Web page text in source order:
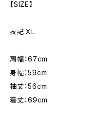
【SIZE】
表記:XL
肩幅：67cm
身幅：59cm
袖丈：56cm
着丈：69cm